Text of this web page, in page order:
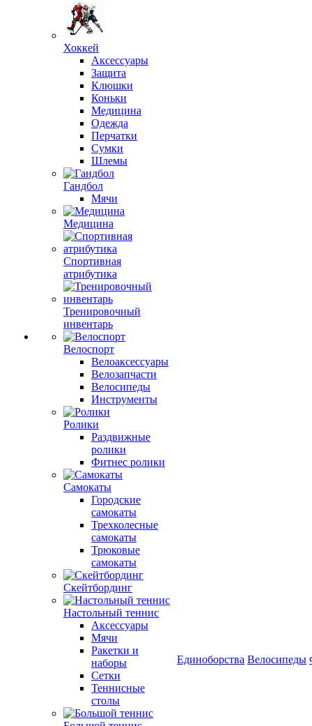
Хоккей
Аксессуары
Защита
Клюшки
Коньки
Медицина
Одежда
Перчатки
Сумки
Шлемы
Гандбол
Мячи
Медицина
Спортивная
атрибутика
Тренировочный
инвентарь
Велоспорт
Велоаксессуары
Велозапчасти
Велосипеды
Инструменты
Ролики
Раздвижные
ролики
Фитнес ролики
Самокаты
Городские
самокаты
Трехколесные
самокаты
Трюковые
самокаты
Скейтбординг
Настольный теннис
Аксессуары
Мячи
Ракетки и
наборы
Сетки
Теннисные
столы
Единоборства Велосипеды